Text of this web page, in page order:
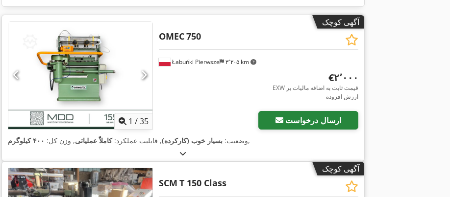
آگهی کوچک
1 /35
Łabuńki Pierwsze ۳٬۲۰۵ km
OMEC750
‎€۲٬۰۰۰
EXW قیمت ثابت به اضافه مالیات بر
ارزش افزوده
ارسال درخواست
وضعیت: بسیار خوب (کارکرده), قابلیت عملکرد:کاملاً عملیاتی, وزن کل: ۴۰۰ کیلوگرم ,
آگهی کوچک
SCM T 150 Class